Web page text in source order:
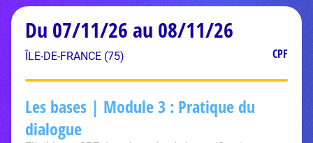
Du 07/11/26 au 08/11/26
ÎLE-DE-FRANCE (75) CPF
Les bases | Module 3 : Pratique du
dialogue